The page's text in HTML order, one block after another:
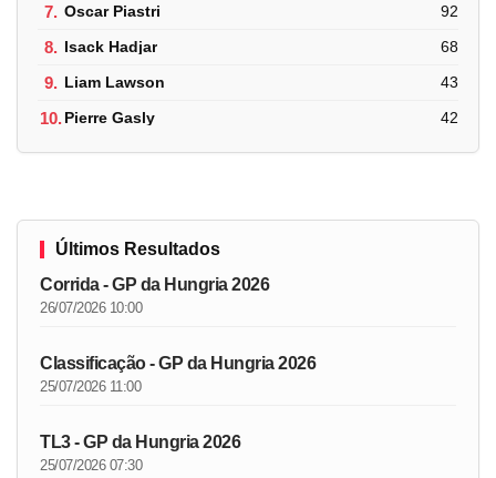
7. Oscar Piastri 92
8. Isack Hadjar 68
9. Liam Lawson 43
10.Pierre Gasly 42
Últimos Resultados
Corrida - GP da Hungria 2026
26/07/2026 10:00
Classificação - GP da Hungria 2026
25/07/2026 11:00
TL3 - GP da Hungria 2026
25/07/2026 07:30